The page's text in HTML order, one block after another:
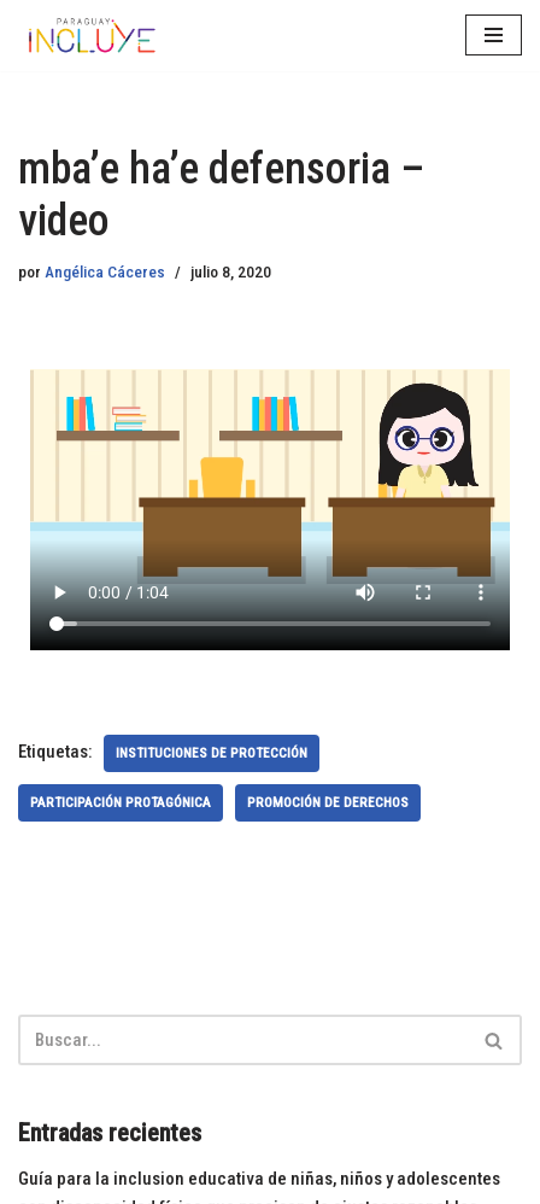
mba’e ha’e defensoria –
video
por Angélica Cáceres julio 8, 2020
Etiquetas: INSTITUCIONES DE PROTECCIÓN
PARTICIPACIÓN PROTAGÓNICA PROMOCIÓN DE DERECHOS
Entradas recientes
Guía para la inclusion educativa de niñas, niños y adolescentes